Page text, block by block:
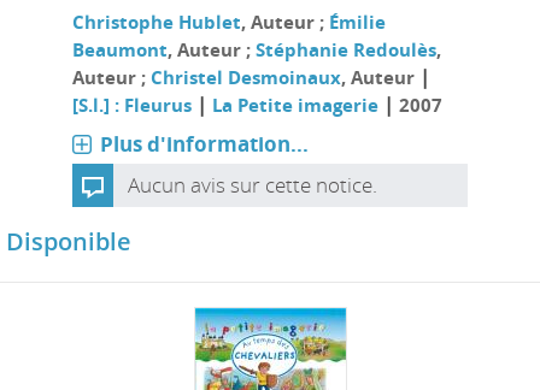
Christophe Hublet, Auteur ; Émilie
Beaumont, Auteur ; Stéphanie Redoulès,
Auteur ; Christel Desmoinaux, Auteur |
[S.l.] : Fleurus| La Petite imagerie| 2007
Plus d'information...
Aucun avis sur cette notice.
Disponible